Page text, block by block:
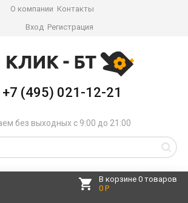
О компании Контакты
Вход Регистрация
+7 (495) 021-12-21
без выходных с 9:00 до 21:00
В корзине 0 товаров
0 Р